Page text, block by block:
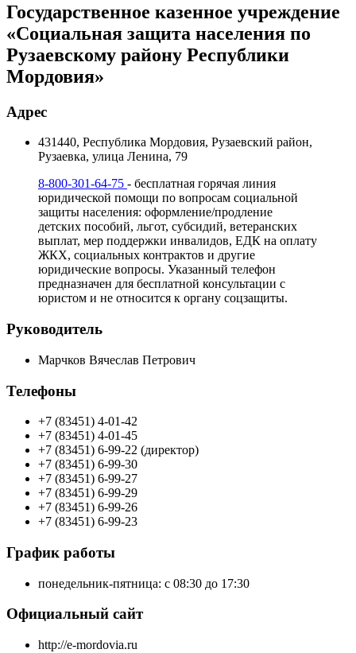
Государственное казенное учреждение
«Социальная защита населения по
Рузаевскому району Республики
Мордовия»
Адрес
431440, Республика Мордовия, Рузаевский район,
Рузаевка, улица Ленина, 79
8-800-301-64-75 - бесплатная горячая линия
юридической помощи по вопросам социальной
защиты населения: оформление/продление
детских пособий, льгот, субсидий, ветеранских
выплат, мер поддержки инвалидов, ЕДК на оплату
ЖКХ, социальных контрактов и другие
юридические вопросы. Указанный телефон
предназначен для бесплатной консультации с
юристом и не относится к органу соцзащиты.
Руководитель
Марчков Вячеслав Петрович
Телефоны
+7 (83451) 4-01-42
+7 (83451) 4-01-45
+7 (83451) 6-99-22 (директор)
+7 (83451) 6-99-30
+7 (83451) 6-99-27
+7 (83451) 6-99-29
+7 (83451) 6-99-26
+7 (83451) 6-99-23
График работы
понедельник-пятница: с 08:30 до 17:30
Официальный сайт
http://e-mordovia.ru